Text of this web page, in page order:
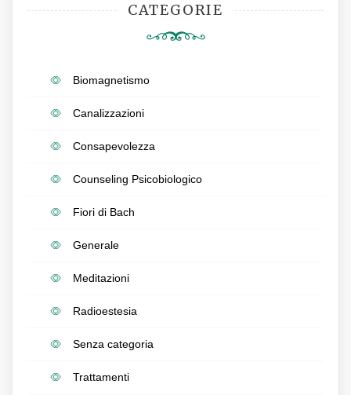
CATEGORIE
Biomagnetismo
Canalizzazioni
Consapevolezza
Counseling Psicobiologico
Fiori di Bach
Generale
Meditazioni
Radioestesia
Senza categoria
Trattamenti